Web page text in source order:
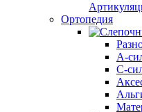
Ортопедия
А-
С-